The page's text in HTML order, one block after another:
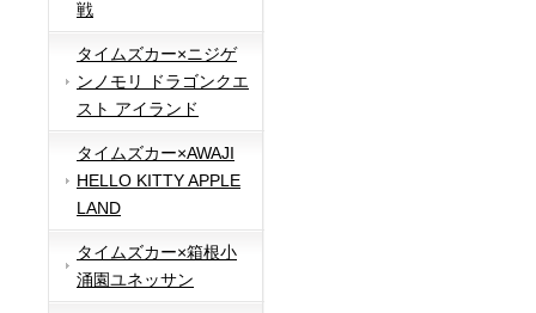
戦
タイムズカー×ニジゲ
ンノモリ ドラゴンクエ
スト アイランド
タイムズカー×AWAJI
HELLO KITTY APPLE
LAND
タイムズカー×箱根小
涌園ユネッサン